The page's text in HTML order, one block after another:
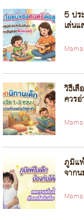
5 ปร
เล่น
วิธีเ
ควร
ภูมิแ
จาก